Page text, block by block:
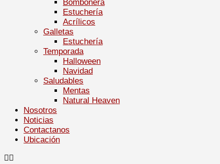
Bombonera
Estuchería
Acrílicos
Galletas
Estuchería
Temporada
Halloween
Navidad
Saludables
Mentas
Natural Heaven
Nosotros
Noticias
Contactanos
Ubicación